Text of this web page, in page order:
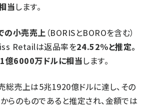
当します。
の小売売上 （BORISとBOROを含む）
Retailは返品率を24.52%と推定。
億6000万ドルに相当します。
売上は5兆1920億ドルに達し、その
らのものであると推定され、金額では